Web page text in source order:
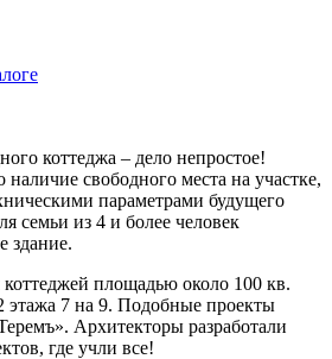
коттеджа – дело непростое!
свободного места на участке,
параметрами будущего
семьи из 4 и более человек
здание.
площадью около 100 кв.
этажа 7 на 9. Подобные проекты
Архитекторы разработали
где учли все!